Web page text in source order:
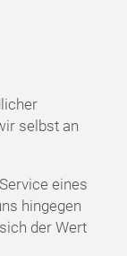
selbst an
eines
hingegen
der Wert